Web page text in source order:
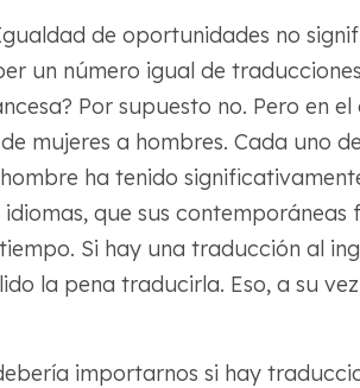
de oportunidades no
un número igual de
Por supuesto no. Pero en
mujeres a hombres. Cada uno
ha tenido
que sus contemporáneas
Si hay una traducción al
la pena traducirla. Eso, a su
importarnos si hay